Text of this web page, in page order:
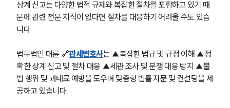
상계 신고는 다양한 법적 규제와 복잡한 절차를 포함하고 있기 때
문에 관련 전문 지식이 없다면 절차를 대응하기 어려울 수도 있습
니다.
법무법인 대륜 🔗관세변호사는 ▲복잡한 법규 및 규정 이해 ▲정
확한 상계 신고 및 절차 대응 ▲세관 조사 및 분쟁 대응 방지 ▲불
법 행위 및 과태료 예방을 도우며 맞춤형 법률 자문 및 컨설팅을 제
공하고 있습니다.